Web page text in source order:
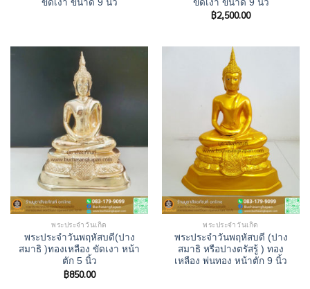
ขัดเงา ขนาด 9 นิ้ว
ขัดเงา ขนาด 9 นิ้ว
฿2,500.00
พระประจำวันเกิด
พระประจำวันพฤหัสบดี(ปาง
สมาธิ )ทองเหลือง ขัดเงา หน้า
ตัก 5 นิ้ว
฿850.00
พระประจำวันเกิด
พระประจำวันพฤหัสบดี (ปาง
สมาธิ หรือปางตรัสรู้ ) ทอง
เหลือง พ่นทอง หน้าตัก 9 นิ้ว